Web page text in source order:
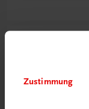
Zustimmung